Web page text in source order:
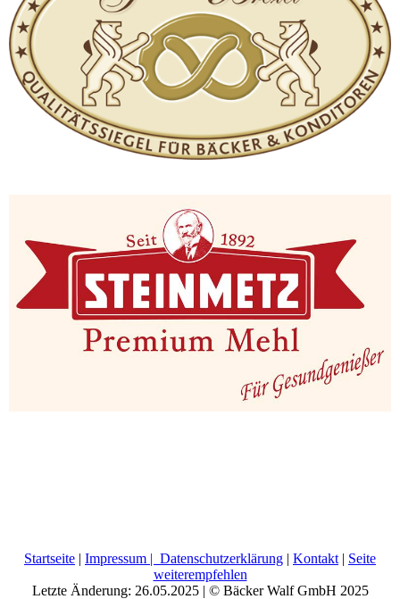
Startseite | Impressum | Datenschutzerklärung | Kontakt | Seite
weiterempfehlen
Letzte Änderung: 26.05.2025 | © Bäcker Walf GmbH 2025